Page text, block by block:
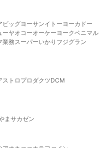
ビッグヨーサンイトーヨーカドー
ーヤオコーオーケー ヨークベニマル
業務スーパーいかり フジグラン
ストロプロダクツDCM
ま サカゼン